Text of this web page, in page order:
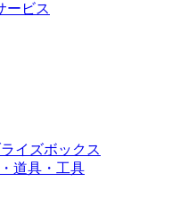
ービス
イズボックス
道具・工具